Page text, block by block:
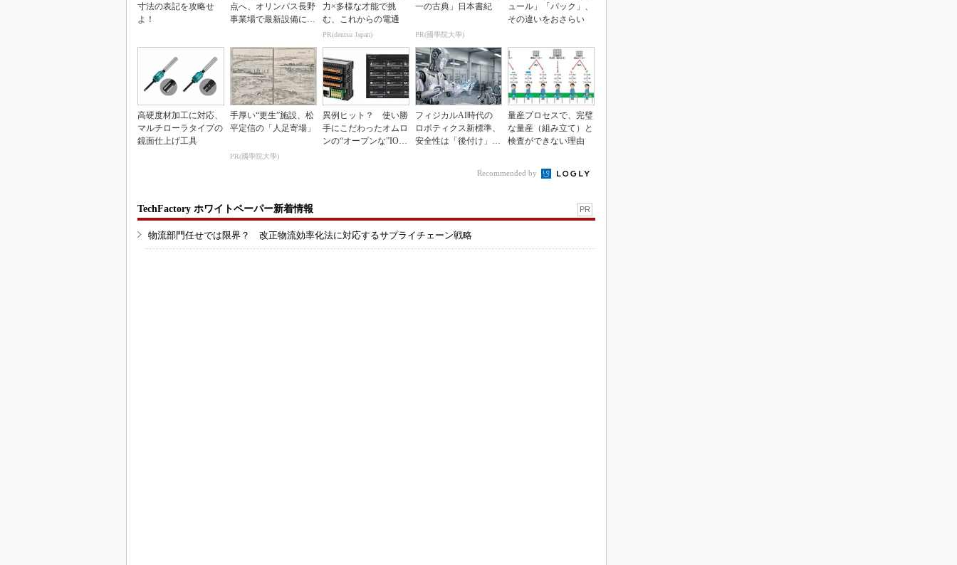
寸法の表記を攻略せ
よ！
点へ、オリンパス長野
事業場で最新設備に機
力×多様な才能で挑
む、これからの電通
PR(dentsu Japan)
一の古典」日本書紀
PR(國學院大學)
ュール」「パック」、
その違いをおさらい
高硬度材加工に対応、
マルチローラタイプの
鏡面仕上げ工具
手厚い“更生”施設、松
平定信の「人足寄場」
PR(國學院大學)
異例ヒット？ 使い勝
手にこだわったオムロ
ンの“オープンな”IO-L
フィジカルAI時代の
ロボティクス新標準、
安全性は「後付け」で
量産プロセスで、完璧
な量産（組み立て）と
検査ができない理由
Recommended by
TechFactory ホワイトペーパー新着情報 PR
物流部門任せでは限界？ 改正物流効率化法に対応するサプライチェーン戦略